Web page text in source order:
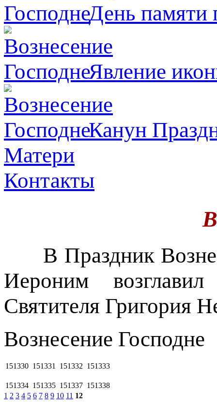
День памяти
Явлeние
Канун
Матери
Контакты
В Праздник
Иероним
Святителя Григория
Вознесение Господне
151330 151331 151332 151333
151334 151335 151337 151338
1 2 3 4 5 6 7 8 9 10 11 12